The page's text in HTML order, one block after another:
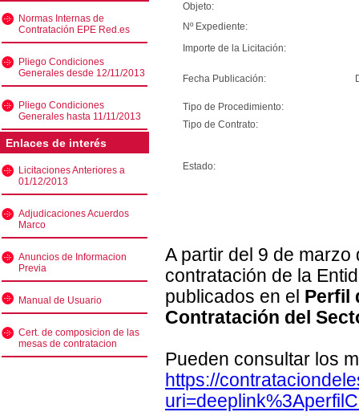
Normas Internas de
Contratación EPE Red.es
Pliego Condiciones
Generales desde 12/11/2013
Pliego Condiciones
Generales hasta 11/11/2013
Enlaces de interés
Licitaciones Anteriores a
01/12/2013
Adjudicaciones Acuerdos
Marco
Anuncios de Informacion
Previa
Manual de Usuario
Cert. de composicion de las
mesas de contratacion
Objeto:
Nº Expediente:
Importe de la Licitación:
Fecha Publicación:
Tipo de Procedimiento:
Tipo de Contrato:
Estado:
A partir del 9 de
contratación de la
publicados en el Perfil
Contratación del
Pueden consultar los
https://